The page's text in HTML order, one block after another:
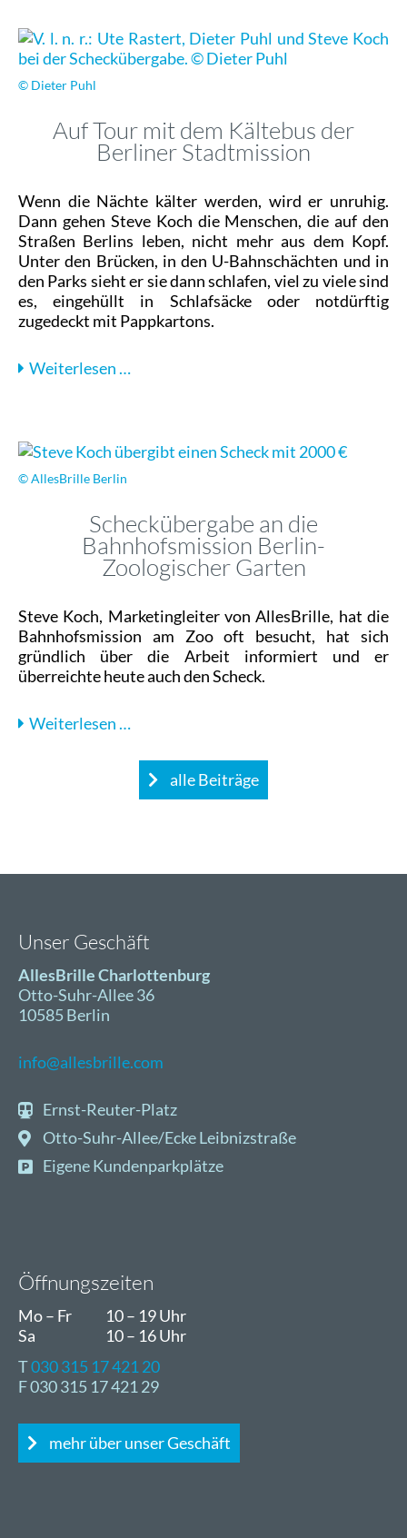
Geschäftsführer
bei
AllesBrille
© Dieter Puhl
Auf Tour mit dem Kältebus der
Berliner Stadtmission
Wenn die Nächte kälter werden, wird er unruhig.
Dann gehen Steve Koch die Menschen, die auf den
Straßen Berlins leben, nicht mehr aus dem Kopf.
Unter den Brücken, in den U-Bahnschächten und in
den Parks sieht er sie dann schlafen, viel zu viele sind
es, eingehüllt in Schlafsäcke oder notdürftig
zugedeckt mit Pappkartons.
Weiterlesen …
Kältebus
der
© AllesBrille Berlin
Scheckübergabe an die
Bahnhofsmission Berlin-
Zoologischer Garten
Steve Koch, Marketingleiter von AllesBrille, hat die
Bahnhofsmission am Zoo oft besucht, hat sich
gründlich über die Arbeit informiert und er
überreichte heute auch den Scheck.
Weiterlesen …Scheckübergabe
die
Bahnhofsmission
Berlin-
alle Beiträge
Unser Geschäft
AllesBrille Charlottenburg
Otto-Suhr-Allee 36
10585 Berlin
info@allesbrille.com
Ernst-Reuter-Platz
Otto-Suhr-Allee/Ecke Leibnizstraße
Eigene Kundenparkplätze
Öffnungszeiten
Mo – Fr
10 – 19 Uhr
Sa
10 – 16 Uhr
T030 315 17 421 20
F 030 315 17 421 29
mehr über unser Geschäft